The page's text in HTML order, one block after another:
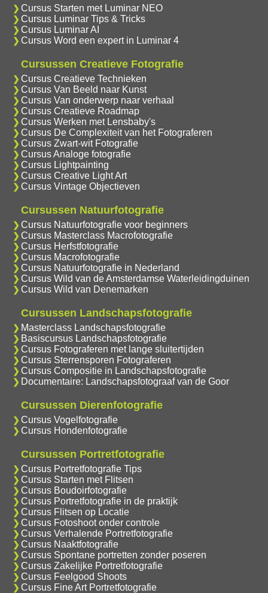
Cursus Starten met Luminar NEO
Cursus Luminar Tips & Tricks
Cursus Luminar AI
Cursus Word een expert in Luminar 4
Cursussen Creatieve Fotografie
Cursus Creatieve Technieken
Cursus Van Beeld naar Kunst
Cursus Van onderwerp naar verhaal
Cursus Creatieve Roadmap
Cursus Werken met Lensbaby's
Cursus De Complexiteit van het Fotograferen
Cursus Zwart-wit Fotografie
Cursus Analoge fotografie
Cursus Lightpainting
Cursus Creative Light Art
Cursus Vintage Objectieven
Cursussen Natuurfotografie
Cursus Natuurfotografie voor beginners
Cursus Masterclass Macrofotografie
Cursus Herfstfotografie
Cursus Macrofotografie
Cursus Natuurfotografie in Nederland
Cursus Wild van de Amsterdamse Waterleidingduinen
Cursus Wild van Denemarken
Cursussen Landschapsfotografie
Masterclass Landschapsfotografie
Basiscursus Landschapsfotografie
Cursus Fotograferen met lange sluitertijden
Cursus Sterrensporen Fotograferen
Cursus Compositie in Landschapsfotografie
Documentaire: Landschapsfotograaf van de Goor
Cursussen Dierenfotografie
Cursus Vogelfotografie
Cursus Hondenfotografie
Cursussen Portretfotografie
Cursus Portretfotografie Tips
Cursus Starten met Flitsen
Cursus Boudoirfotografie
Cursus Portretfotografie in de praktijk
Cursus Flitsen op Locatie
Cursus Fotoshoot onder controle
Cursus Verhalende Portretfotografie
Cursus Naaktfotografie
Cursus Spontane portretten zonder poseren
Cursus Zakelijke Portretfotografie
Cursus Feelgood Shoots
Cursus Fine Art Portretfotografie